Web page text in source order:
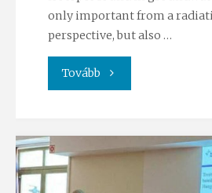
only important from a
perspective, but also …
Tovább "Natural
isotopes